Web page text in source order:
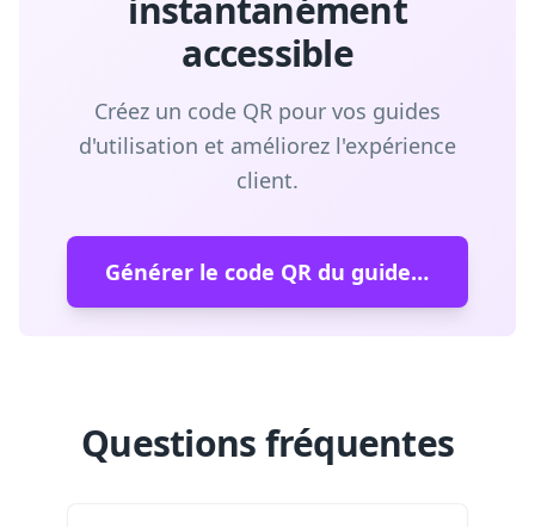
instantanément
accessible
Créez un code QR pour vos guides
d'utilisation et améliorez l'expérience
client.
Générer le code QR du guide de l'utilisateur
Questions fréquentes